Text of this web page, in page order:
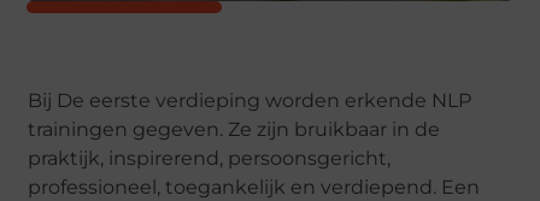
Bij De eerste verdieping worden erkende NLP
trainingen gegeven. Ze zijn bruikbaar in de
praktijk, inspirerend, persoonsgericht,
professioneel, toegankelijk en verdiepend. Een